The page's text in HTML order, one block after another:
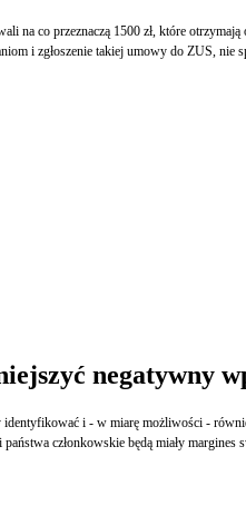
rodzic”. Warunkiem otrzymania pieniędzy nie będzie zawarcie umowy uaktywniającej
czy z
negatywny
i - w miarę możliwości -
członkowskie będą miały